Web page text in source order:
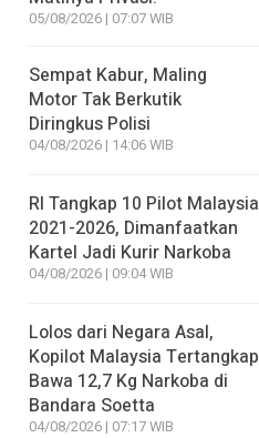
05/08/2026 | 07:07 WIB
Sempat Kabur, Maling
Motor Tak Berkutik
Diringkus Polisi
04/08/2026 | 14:06 WIB
RI Tangkap 10 Pilot Malaysia
2021-2026, Dimanfaatkan
Kartel Jadi Kurir Narkoba
04/08/2026 | 09:04 WIB
Lolos dari Negara Asal,
Kopilot Malaysia Tertangkap
Bawa 12,7 Kg Narkoba di
Bandara Soetta
04/08/2026 | 07:17 WIB